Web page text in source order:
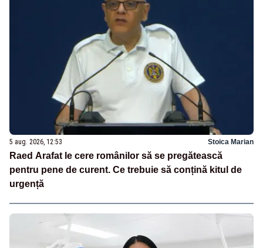
5 aug. 2026, 12:53 Stoica Marian
Raed Arafat le cere românilor să se pregătească
pentru pene de curent. Ce trebuie să conțină kitul de
urgență